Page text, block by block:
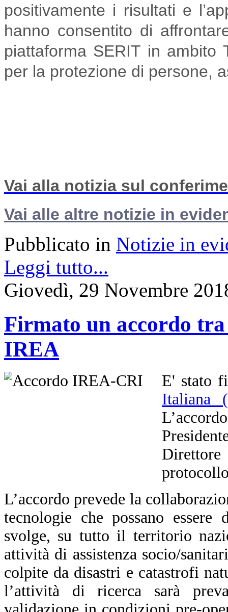
positivamente i risultati e
hanno consentito di
piattaforma SERIT in ambito
per la protezione di persone,
Vai alla notizia sul
Vai alle altre notizie in
Pubblicato in Notizie in
Leggi tutto...
Giovedì, 29 Novembre
Firmato un accordo
IREA
E' stato
Italiana
L’accordo prevede la
tecnologie che possano
svolge, su tutto il territorio
attività di assistenza socio/
colpite da disastri e catastrofi
l’attività di ricerca sarà